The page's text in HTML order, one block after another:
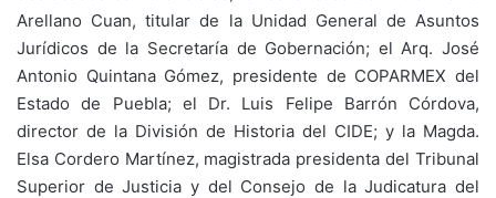
Arellano Cuan, titular de la Unidad General de Asuntos
Jurídicos de la Secretaría de Gobernación; el Arq. José
Antonio Quintana Gómez, presidente de COPARMEX del
Estado de Puebla; el Dr. Luis Felipe Barrón Córdova,
director de la División de Historia del CIDE; y la Magda.
Elsa Cordero Martínez, magistrada presidenta del Tribunal
Superior de Justicia y del Consejo de la Judicatura del